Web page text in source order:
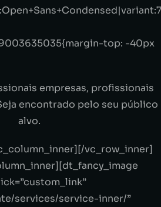
top: -40px
empresas, profissionais
encontrado pelo seu público
alvo.
vc_row_inner]
services/service-inner/”